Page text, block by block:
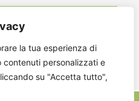
la tua esperienza di
contenuti personalizzati e
su "Accetta tutto",